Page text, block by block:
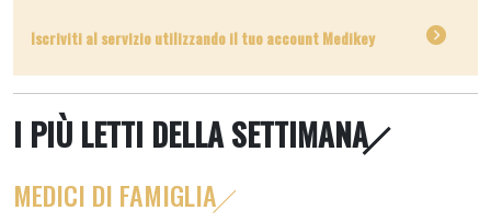
Iscriviti al servizio utilizzando il tuo account Medikey
I PIÙ LETTI DELLA SETTIMANA
MEDICI DI FAMIGLIA